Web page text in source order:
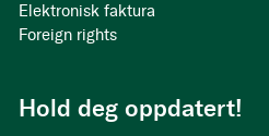
Elektronisk faktura
Foreign rights
Hold deg oppdatert!